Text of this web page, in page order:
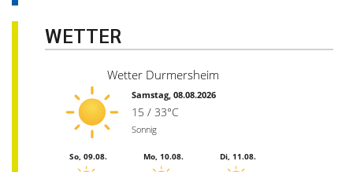
WETTER
Wetter Durmersheim
Samstag, 08.08.2026
15 / 33°C
Sonnig
So, 09.08. Mo, 10.08. Di, 11.08.